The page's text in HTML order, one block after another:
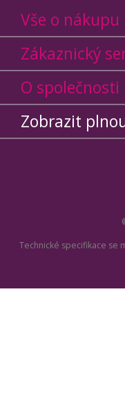
Vše o nákupu
Zákaznický
O společnosti
Zobrazit
Technické specifikace se